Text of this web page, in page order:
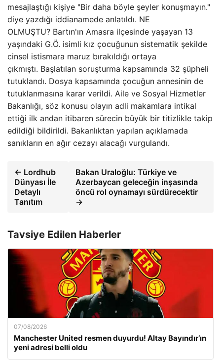
mesajlaştığı kişiye "Bir daha böyle şeyler konuşmayın."
diye yazdığı iddianamede anlatıldı. NE
OLMUŞTU? Bartın'ın Amasra ilçesinde yaşayan 13
yaşındaki G.Ö. isimli kız çocuğunun sistematik şekilde
cinsel istismara maruz bırakıldığı ortaya
çıkmıştı. Başlatılan soruşturma kapsamında 32 şüpheli
tutuklandı. Dosya kapsamında çocuğun annesinin de
tutuklanmasına karar verildi. Aile ve Sosyal Hizmetler
Bakanlığı, söz konusu olayın adli makamlara intikal
ettiği ilk andan itibaren sürecin büyük bir titizlikle takip
edildiği bildirildi. Bakanlıktan yapılan açıklamada
sanıkların en ağır cezayı alacağı vurgulandı.
← Lordhub
Dünyası İle
Detaylı
Tanıtım
Bakan Uraloğlu: Türkiye ve
Azerbaycan geleceğin inşasında
öncü rol oynamayı sürdürecektir
→
Tavsiye Edilen Haberler
07/08/2026
Manchester United resmen duyurdu! Altay Bayındır’ın
yeni adresi belli oldu